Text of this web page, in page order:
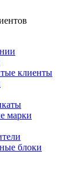
клиенты
марки
блоки